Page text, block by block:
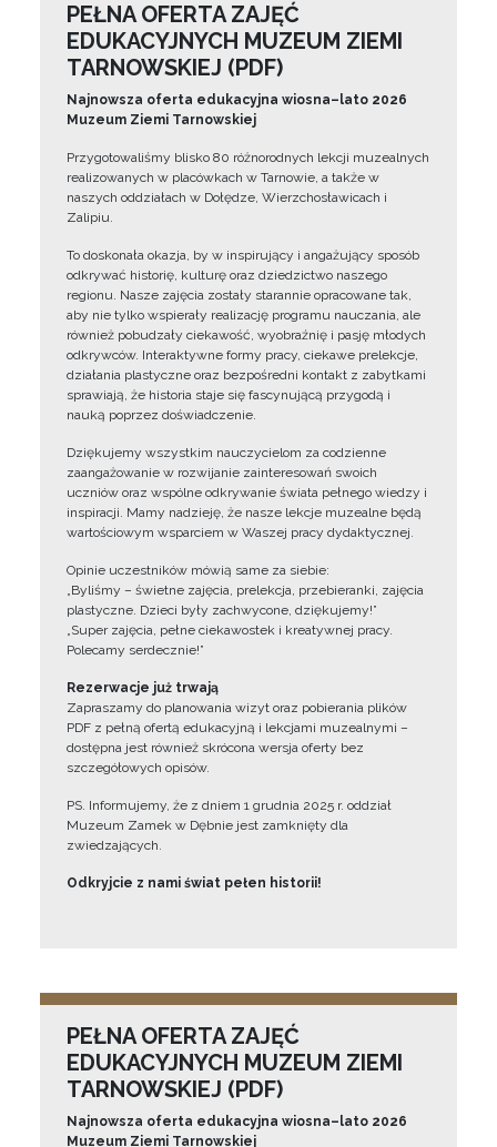
PEŁNA OFERTA ZAJĘĆ
EDUKACYJNYCH MUZEUM ZIEMI
TARNOWSKIEJ (PDF)
Najnowsza oferta edukacyjna wiosna–lato 2026
Muzeum Ziemi Tarnowskiej
Przygotowaliśmy blisko 80 różnorodnych lekcji muzealnych
realizowanych w placówkach w Tarnowie, a także w
naszych oddziałach w Dołędze, Wierzchosławicach i
Zalipiu.
To doskonała okazja, by w inspirujący i angażujący sposób
odkrywać historię, kulturę oraz dziedzictwo naszego
regionu. Nasze zajęcia zostały starannie opracowane tak,
aby nie tylko wspierały realizację programu nauczania, ale
również pobudzały ciekawość, wyobraźnię i pasję młodych
odkrywców. Interaktywne formy pracy, ciekawe prelekcje,
działania plastyczne oraz bezpośredni kontakt z zabytkami
sprawiają, że historia staje się fascynującą przygodą i
nauką poprzez doświadczenie.
Dziękujemy wszystkim nauczycielom za codzienne
zaangażowanie w rozwijanie zainteresowań swoich
uczniów oraz wspólne odkrywanie świata pełnego wiedzy i
inspiracji. Mamy nadzieję, że nasze lekcje muzealne będą
wartościowym wsparciem w Waszej pracy dydaktycznej.
Opinie uczestników mówią same za siebie:
„Byliśmy – świetne zajęcia, prelekcja, przebieranki, zajęcia
plastyczne. Dzieci były zachwycone, dziękujemy!”
„Super zajęcia, pełne ciekawostek i kreatywnej pracy.
Polecamy serdecznie!”
Rezerwacje już trwają
Zapraszamy do planowania wizyt oraz pobierania plików
PDF z pełną ofertą edukacyjną i lekcjami muzealnymi –
dostępna jest również skrócona wersja oferty bez
szczegółowych opisów.
PS. Informujemy, że z dniem 1 grudnia 2025 r. oddział
Muzeum Zamek w Dębnie jest zamknięty dla
zwiedzających.
Odkryjcie z nami świat pełen historii!
PEŁNA OFERTA ZAJĘĆ
EDUKACYJNYCH MUZEUM ZIEMI
TARNOWSKIEJ (PDF)
Najnowsza oferta edukacyjna wiosna–lato 2026
Muzeum Ziemi Tarnowskiej